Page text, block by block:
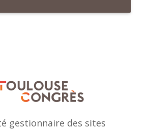
gestionnaire des sites